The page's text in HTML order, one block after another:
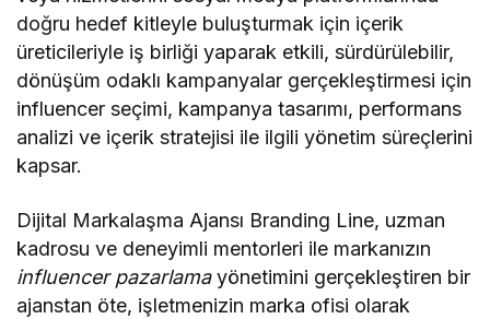
doğru hedef kitleyle buluşturmak için içerik
üreticileriyle iş birliği yaparak etkili, sürdürülebilir,
dönüşüm odaklı kampanyalar gerçekleştirmesi için
influencer seçimi, kampanya tasarımı, performans
analizi ve içerik stratejisi ile ilgili yönetim süreçlerini
kapsar.
Dijital Markalaşma Ajansı Branding Line, uzman
kadrosu ve deneyimli mentorleri ile markanızın
influencer pazarlamayönetimini gerçekleştiren bir
ajanstan öte, işletmenizin marka ofisi olarak